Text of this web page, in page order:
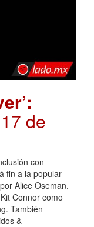
de
con
fin a la popular
Alice Oseman.
Connor como
También
&